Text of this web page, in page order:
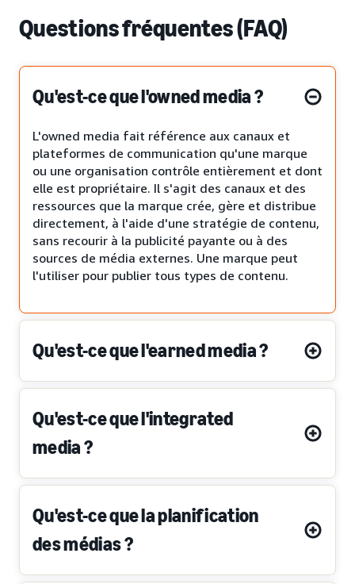
Questions fréquentes (FAQ)
Qu'est-ce que l'owned media ?
L'owned media fait référence aux canaux et
plateformes de communication qu'une marque
ou une organisation contrôle entièrement et dont
elle est propriétaire. Il s'agit des canaux et des
ressources que la marque crée, gère et distribue
directement, à l'aide d'une stratégie de contenu,
sans recourir à la publicité payante ou à des
sources de média externes. Une marque peut
l'utiliser pour publier tous types de contenu.
Qu'est-ce que l'earned media ?
Qu'est-ce que l'integrated
media ?
Qu'est-ce que la planification
des médias ?